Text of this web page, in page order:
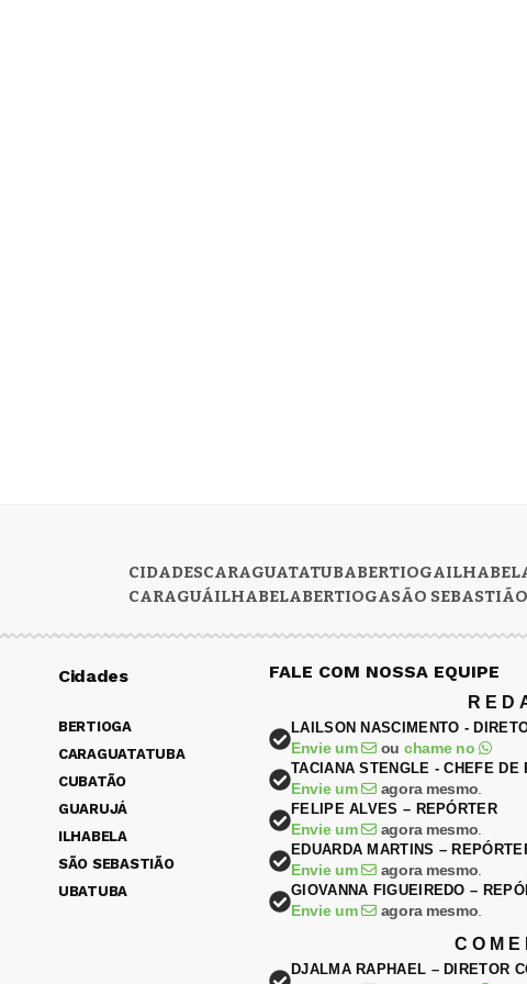
CIDADESCARAGUATATUBABERTIOGA
CARAGUÁILHABELABERTIOGASÃO SEBASTIÃO
Cidades
BERTIOGA
CARAGUATATUBA
CUBATÃO
GUARUJÁ
ILHABELA
SÃO SEBASTIÃO
UBATUBA
FALE COM NOSSA EQUIPE
LAILSON NASCIMENTO -
Envie um ou chame no
TACIANA STENGLE - CHEFE DE
Envie um agora mesmo
FELIPE ALVES – REPÓRTER
Envie um agora mesmo
EDUARDA MARTINS –
Envie um agora mesmo
GIOVANNA FIGUEIREDO –
Envie um agora mesmo
DJALMA RAPHAEL – DIRETOR